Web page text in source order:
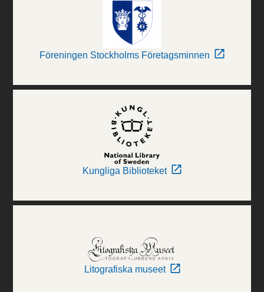
Föreningen Stockholms Företagsminnen
Kungliga Biblioteket
Litografiska museet